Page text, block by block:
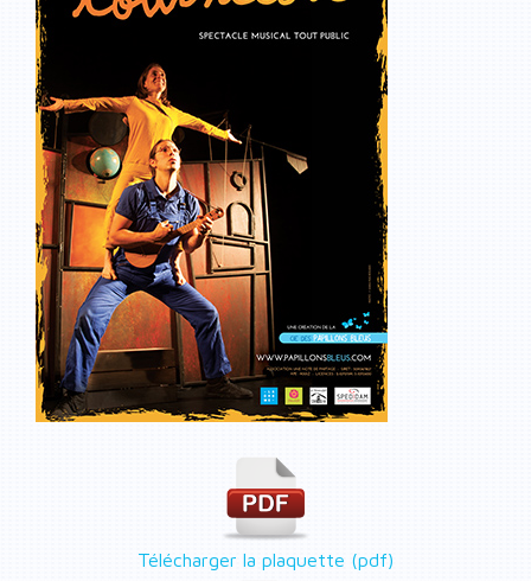
Télécharger la plaquette (pdf)